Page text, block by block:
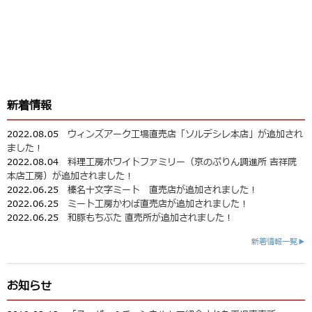
新着情報
2022.08.05 ウィンズアーク工場直売店「ソルデシレ本店」が追加され
ました！
2022.08.04 料理工房ホワイトファミリー（京のぷりん調進所 吉祥院
本店工房）が追加されました！
2022.06.25 榛名十文字ミート 直売店が追加されました！
2022.06.25 ミート工房かわば直売店が追加されました！
2022.06.25 和豚もちぶた 直売所が追加されました！
新着情報一覧▶
お知らせ